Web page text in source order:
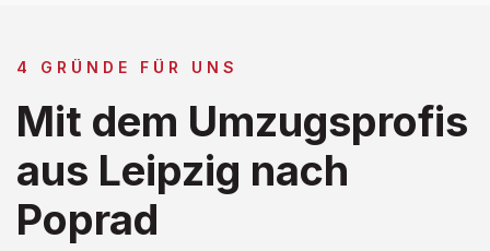
4 GRÜNDE FÜR UNS
Mit dem Umzugsprofis
aus Leipzig nach
Poprad